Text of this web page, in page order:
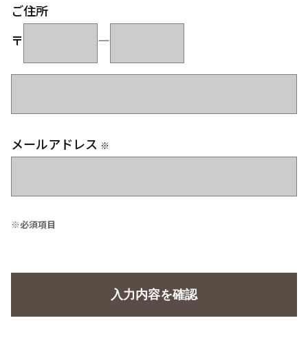
ご住所
〒
―
メールアドレス ※
※必須項目